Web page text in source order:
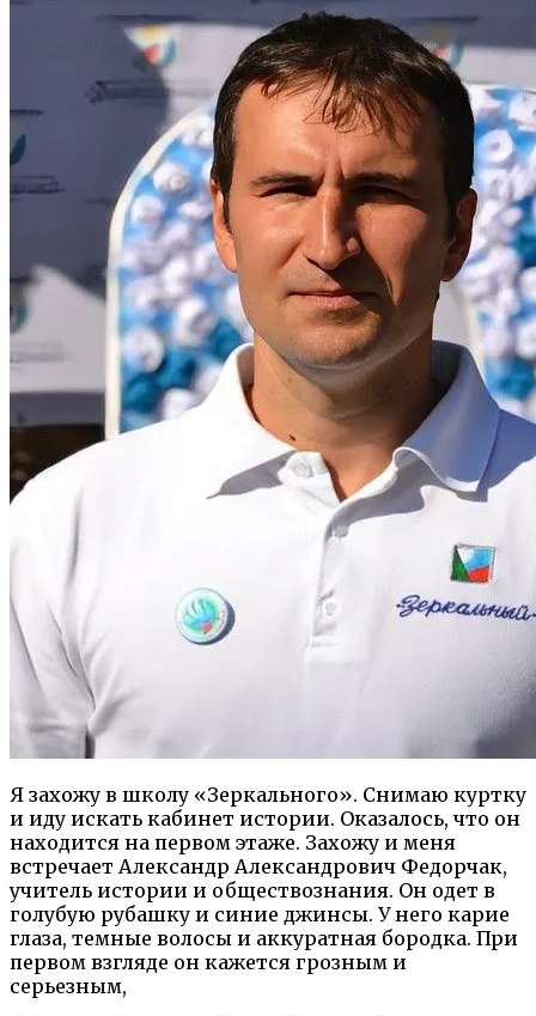
Я захожу в школу «Зеркального». Снимаю куртку
и иду искать кабинет истории. Оказалось, что он
находится на первом этаже. Захожу и меня
встречает Александр Александрович Федорчак,
учитель истории и обществознания. Он одет в
голубую рубашку и синие джинсы. У него карие
глаза, темные волосы и аккуратная бородка. При
первом взгляде он кажется грозным и
серьезным,